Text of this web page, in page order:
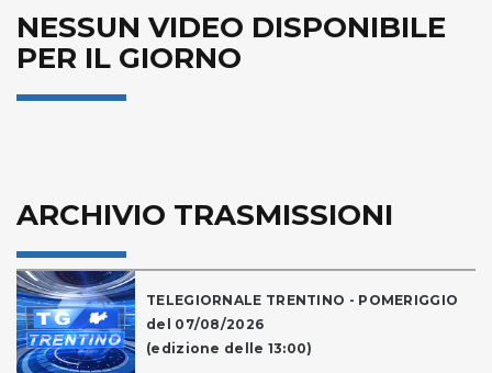
NESSUN VIDEO DISPONIBILE
PER IL GIORNO
ARCHIVIO TRASMISSIONI
TELEGIORNALE TRENTINO - POMERIGGIO
del 07/08/2026
(edizione delle 13:00)